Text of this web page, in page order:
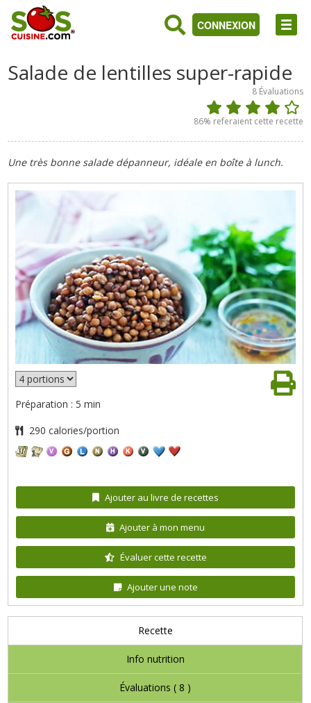
CONNEXION
Salade de lentilles super-rapide
8 Évaluations
86% referaient cette recette
Une très bonne salade dépanneur, idéale en boîte à lunch.
Préparation : 5 min
290 calories/portion
Ajouter au livre de recettes
Ajouter à mon menu
Évaluer cette recette
Ajouter une note
Recette
Info nutrition
Évaluations (8 )